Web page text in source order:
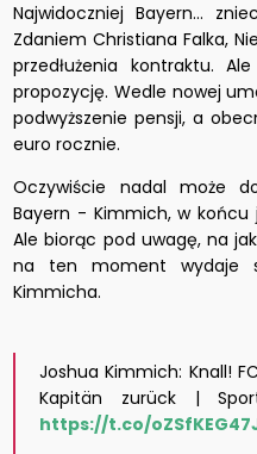
Najwidoczniej Bayern...
Zdaniem Christiana Falka,
przedłużenia kontraktu.
propozycję. Wedle nowej
podwyższenie pensji, a
euro rocznie.
Oczywiście nadal może
Bayern - Kimmich, w
Ale biorąc pod uwagę, na
na ten moment wydaje
Kimmicha.
Joshua Kimmich: Knall!
Kapitän zurück |
https://t.co/